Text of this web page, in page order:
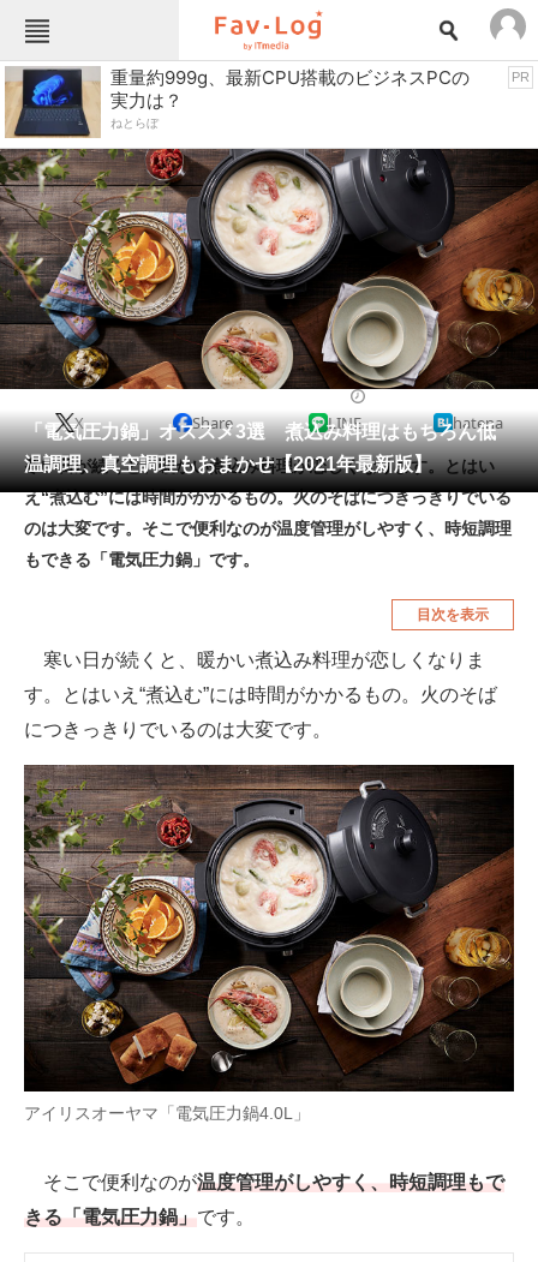
Fav-Logカテゴリー一覧
TOP
インテリア・収納 おもちゃ・ホビー
カメラ キッチン家電
キッチン用品 ゲーム
コンテンツ・サービス スイーツ・お菓子
スポーツ・レジャー スマホ・携帯電話
パソコン・タブレット ファッション
ペット 家電
工具・DIY 本・DVD・CD
生活家電 生活用品
空調・季節家電
釣り具・釣り用品 食品・飲料・お酒
メディア
注目記事を集めた総合ページ
ITの今と未来を見通す
スマホと通信の最新トレンド
進化するPCとデバイスの未来
好きが集まる 比べて選べる
ビジネスと働き方のヒント
AI活用のいまが分かる
企業ITのトレンドを詳説
経営リーダーのコミュニティ
重量約999g、最新CPU搭載のビジネスPCの
実力は？
ねとらぼ
PR
「電気圧力鍋」オススメ3選 煮込み料理はもちろん低
温調理、真空調理もおまかせ【2021年最新版】
X Share LINE hatena
寒い日が続くと、暖かい煮込み料理が恋しくなります。とはい
え“煮込む”には時間がかかるもの。火のそばにつきっきりでいる
のは大変です。そこで便利なのが温度管理がしやすく、時短調理
もできる「電気圧力鍋」です。
目次を表示
寒い日が続くと、暖かい煮込み料理が恋しくなりま
す。とはいえ“煮込む”には時間がかかるもの。火のそば
につきっきりでいるのは大変です。
アイリスオーヤマ「電気圧力鍋4.0L」
そこで便利なのが温度管理がしやすく、時短調理もで
きる「電気圧力鍋」です。